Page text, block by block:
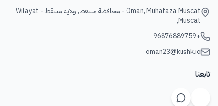
Oman, Muhafaza Muscat - محافظة مسقط, ولاية مسقط - Wilayat
Muscat,
+96876889759
oman23@kushk.io
تابعنا